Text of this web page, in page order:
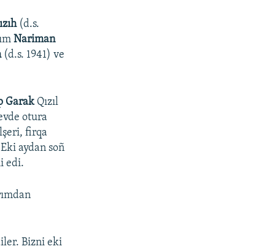
(d.s.
Nariman
(d.s. 1941) ve
GarakQızıl
otura
firqa
aydan soñ
edi.
Bizni eki